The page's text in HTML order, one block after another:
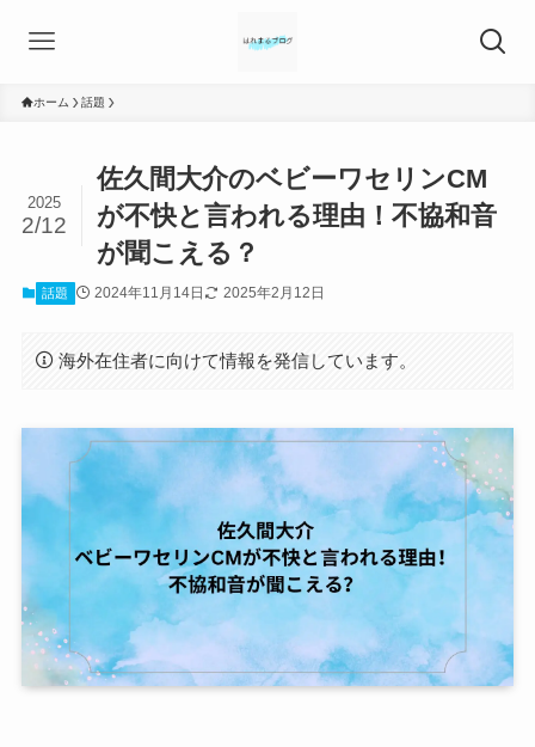
ホーム 話題
佐久間大介のベビーワセリンCM
が不快と言われる理由！不協和音
が聞こえる？
2025
2/12
話題 2024年11月14日 2025年2月12日
海外在住者に向けて情報を発信しています。